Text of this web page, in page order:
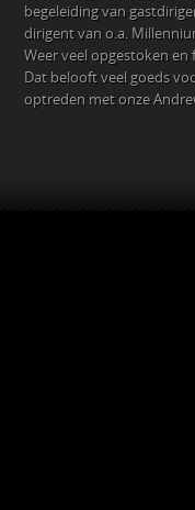
begeleiding van
dirigent van o.a.
Weer veel opgestoken en
Dat belooft veel goeds
optreden met onze